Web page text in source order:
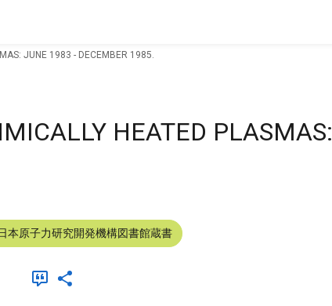
JUNE 1983 - DECEMBER 1985.
HEATED PLASMAS:
本原子力研究開発機構図書館蔵書